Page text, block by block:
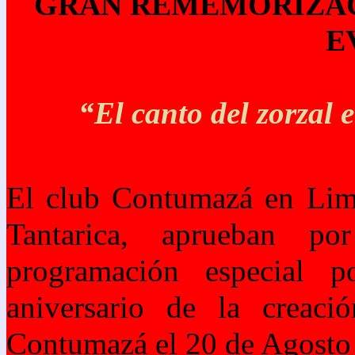
“El canto del zorzal
El club Contumazá en
Tantarica, aprueban
programación especial
aniversario de la
Contumazá el 20 de